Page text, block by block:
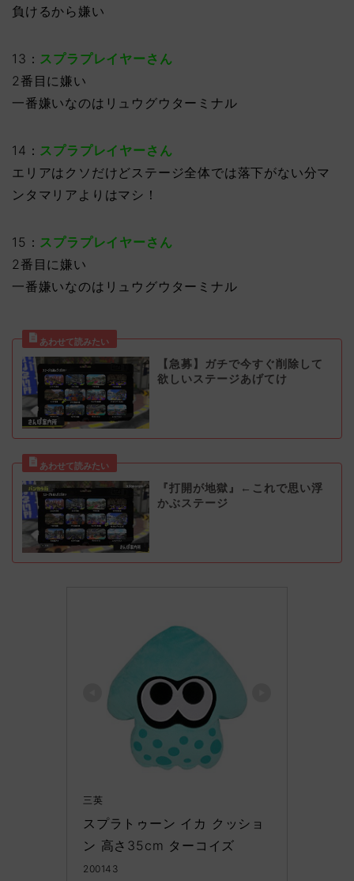
負けるから嫌い
13： スプラプレイヤーさん
2番目に嫌い
一番嫌いなのはリュウグウターミナル
14： スプラプレイヤーさん
エリアはクソだけどステージ全体では落下がない分マ
ンタマリアよりはマシ！
15： スプラプレイヤーさん
2番目に嫌い
一番嫌いなのはリュウグウターミナル
【急募】ガチで今すぐ削除して
欲しいステージあげてけ
『打開が地獄』←これで思い浮
かぶステージ
三英
スプラトゥーン イカ クッショ
ン 高さ35cm ターコイズ
200143